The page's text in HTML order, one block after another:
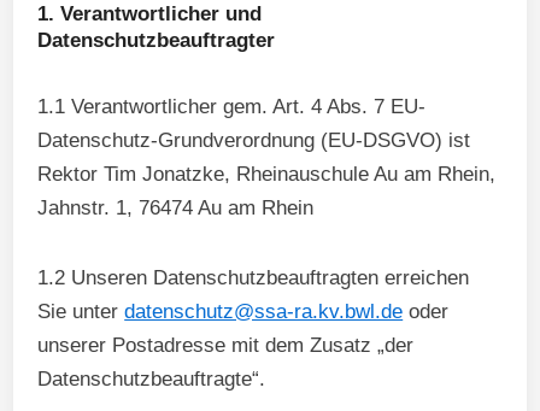
1. Verantwortlicher und
Datenschutzbeauftragter
1.1 Verantwortlicher gem. Art. 4 Abs. 7 EU-
Datenschutz-Grundverordnung (EU-DSGVO) ist
Rektor Tim Jonatzke, Rheinauschule Au am Rhein,
Jahnstr. 1, 76474 Au am Rhein
1.2 Unseren Datenschutzbeauftragten erreichen
Sie unterdatenschutz@ssa-ra.kv.bwl.de oder
unserer Postadresse mit dem Zusatz „der
Datenschutzbeauftragte“.